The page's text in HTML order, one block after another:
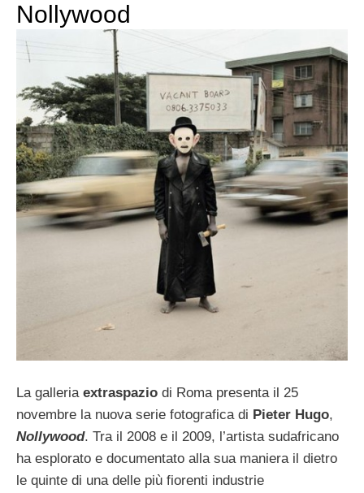
Nollywood
La galleria extraspazio di Roma presenta il 25
novembre la nuova serie fotografica di Pieter Hugo,
Nollywood. Tra il 2008 e il 2009, l’artista sudafricano
ha esplorato e documentato alla sua maniera il dietro
le quinte di una delle più fiorenti industrie